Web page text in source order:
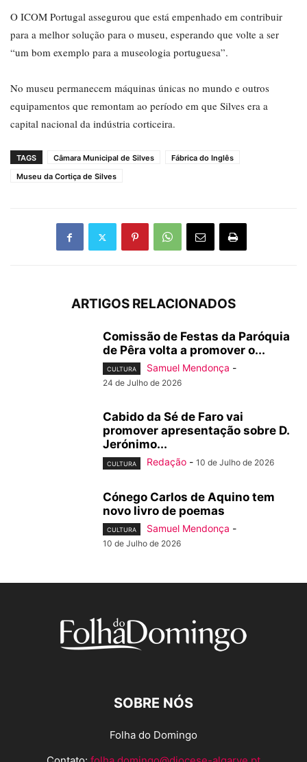
O ICOM Portugal assegurou que está empenhado em contribuir
para a melhor solução para o museu, esperando que volte a ser
“um bom exemplo para a museologia portuguesa”.
No museu permanecem máquinas únicas no mundo e outros
equipamentos que remontam ao período em que Silves era a
capital nacional da indústria corticeira.
TAGS Câmara Municipal de Silves
Fábrica do Inglês
Museu da Cortiça de Silves
ARTIGOS RELACIONADOS
Comissão de Festas da Paróquia
de Pêra volta a promover o...
CULTURA Samuel Mendonça -
24 de Julho de 2026
Cabido da Sé de Faro vai
promover apresentação sobre D.
Jerónimo...
CULTURA Redação - 10 de Julho de 2026
Cónego Carlos de Aquino tem
novo livro de poemas
CULTURA Samuel Mendonça -
10 de Julho de 2026
SOBRE NÓS
Folha do Domingo